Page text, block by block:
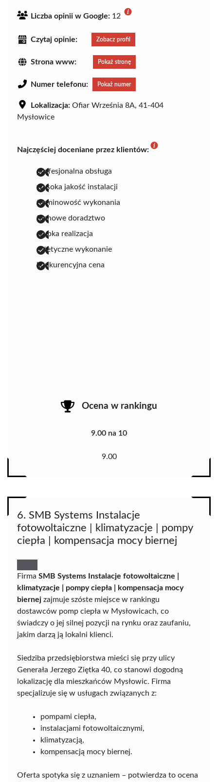
Liczba opinii w Google: 12
Czytaj opinie: Zobacz profil
Strona www: Pokaż stronę
Numer telefonu: Pokaż numer
Lokalizacja: Ofiar Września 8A, 41-404
Mysłowice
Najczęściej doceniane przez klientów:
profesjonalna obsługa
wysoka jakość instalacji
terminowość wykonania
fachowe doradztwo
szybka realizacja
estetyczne wykonanie
konkurencyjna cena
Ocena w rankingu
9.00 na 10
9.00
6. SMB Systems Instalacje
fotowoltaiczne | klimatyzacje | pompy
ciepła | kompensacja mocy biernej
Firma SMB Systems Instalacje fotowoltaiczne |
klimatyzacje | pompy ciepła | kompensacja mocy
biernej zajmuje szóste miejsce w rankingu
dostawców pomp ciepła w Mysłowicach, co
świadczy o jej silnej pozycji na rynku oraz zaufaniu,
jakim darzą ją lokalni klienci.
Siedziba przedsiębiorstwa mieści się przy ulicy
Generała Jerzego Ziętka 40, co stanowi dogodną
lokalizację dla mieszkańców Mysłowic. Firma
specjalizuje się w usługach związanych z:
pompami ciepła,
instalacjami fotowoltaicznymi,
klimatyzacją,
kompensacją mocy biernej.
Oferta spotyka się z uznaniem – potwierdza to ocena